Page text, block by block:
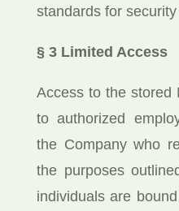
standards for
§ 3 Limited Access
Access to the stored
to authorized
the Company who
the purposes
individuals are